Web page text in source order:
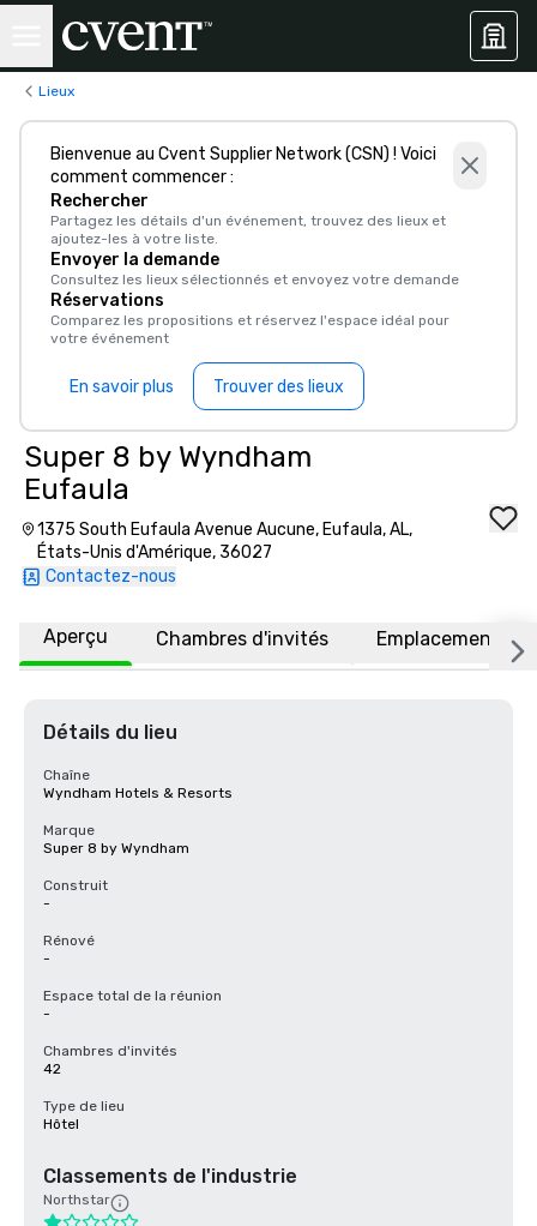
Lieux
Bienvenue au Cvent Supplier Network (CSN) ! Voici
comment commencer :
Rechercher
Partagez les détails d'un événement, trouvez des lieux et
ajoutez-les à votre liste.
Envoyer la demande
Consultez les lieux sélectionnés et envoyez votre demande
Réservations
Comparez les propositions et réservez l'espace idéal pour
votre événement
En savoir plus Trouver des lieux
Super 8 by Wyndham
Eufaula
1375 South Eufaula Avenue Aucune, Eufaula, AL,
États-Unis d'Amérique, 36027
Contactez-nous
Aperçu Chambres d'invités Emplacement
Détails du lieu
Chaîne
Wyndham Hotels & Resorts
Marque
Super 8 by Wyndham
Construit
-
Rénové
-
Espace total de la réunion
-
Chambres d'invités
42
Type de lieu
Hôtel
Classements de l'industrie
Northstar